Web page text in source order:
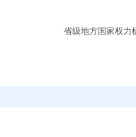
省级地方国家权力